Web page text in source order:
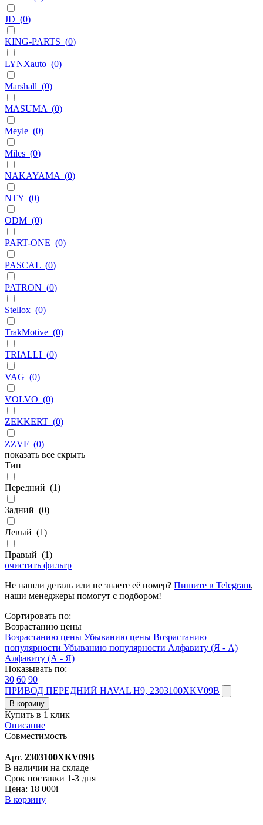
JD (0)
KING-PARTS (0)
LYNXauto (0)
Marshall (0)
MASUMA (0)
Meyle (0)
Miles (0)
NAKAYAMA (0)
NTY (0)
ODM (0)
PART-ONE (0)
PASCAL (0)
PATRON (0)
Stellox (0)
TrakMotive (0)
TRIALLI (0)
VAG (0)
VOLVO (0)
ZEKKERT (0)
ZZVF (0)
показать все скрыть
Тип
Передний (1)
Задний (0)
Левый (1)
Правый (1)
очистить фильтр
Не нашли деталь или не знаете её номер? Пишите в Telegram,
наши менеджеры помогут с подбором!
Сортировать по:
Возрастанию цены
Возрастанию цены Убыванию цены Возрастанию
популярности Убыванию популярности Алфавиту (Я - А)
Алфавиту (А - Я)
Показывать по:
30 60 90
ПРИВОД ПЕРЕДНИЙ HAVAL H9, 2303100XKV09B
В корзину
Купить в 1 клик
Описание
Совместимость
Арт. 2303100XKV09B
В наличии на складе
Срок поставки 1-3 дня
Цена: 18 000i
В корзину